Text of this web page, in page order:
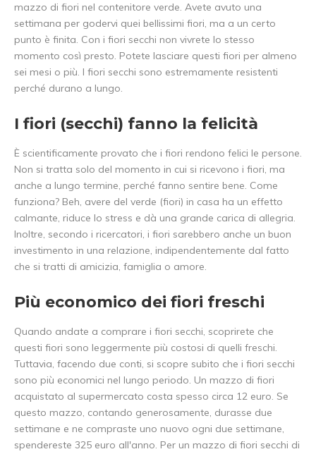
mazzo di fiori nel contenitore verde. Avete avuto una
settimana per godervi quei bellissimi fiori, ma a un certo
punto è finita. Con i fiori secchi non vivrete lo stesso
momento così presto. Potete lasciare questi fiori per almeno
sei mesi o più. I fiori secchi sono estremamente resistenti
perché durano a lungo.
I fiori (secchi) fanno la felicità
È scientificamente provato che i fiori rendono felici le persone.
Non si tratta solo del momento in cui si ricevono i fiori, ma
anche a lungo termine, perché fanno sentire bene. Come
funziona? Beh, avere del verde (fiori) in casa ha un effetto
calmante, riduce lo stress e dà una grande carica di allegria.
Inoltre, secondo i ricercatori, i fiori sarebbero anche un buon
investimento in una relazione, indipendentemente dal fatto
che si tratti di amicizia, famiglia o amore.
Più economico dei fiori freschi
Quando andate a comprare i fiori secchi, scoprirete che
questi fiori sono leggermente più costosi di quelli freschi.
Tuttavia, facendo due conti, si scopre subito che i fiori secchi
sono più economici nel lungo periodo. Un mazzo di fiori
acquistato al supermercato costa spesso circa 12 euro. Se
questo mazzo, contando generosamente, durasse due
settimane e ne compraste uno nuovo ogni due settimane,
spendereste 325 euro all'anno. Per un mazzo di fiori secchi di